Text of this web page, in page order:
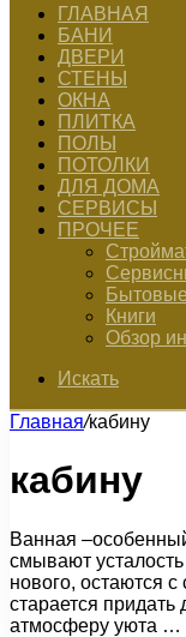
ГЛАВНАЯ
БАНИ
ДВЕРИ
СТЕНЫ
ОКНА
ПЛИТКА
ПОЛЫ
ПОТОЛКИ
ДЛЯ ДОМА
СЕРВИСЫ
ПРОЧЕЕ
Книги
Обзор
Искать
Главная/кабину
кабину
Ванная
смывают
нового, остаются
старается
атмосферу уюта …